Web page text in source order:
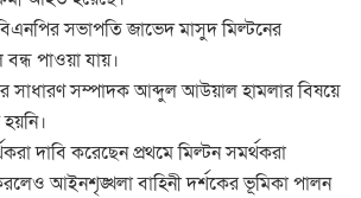
সভাপতি জাভেদ মাসুদ মিল্টনের
পাওয়া যায়।
সাধারণ সম্পাদক আব্দুল আউয়াল হামলার বিষয়ে
দাবি করেছেন প্রথমে মিল্টন সমর্থকরা
আইনশৃঙ্খলা বাহিনী দর্শকের ভূমিকা পালন